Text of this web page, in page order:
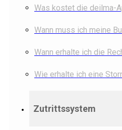
Was kostet die deilma-
Wann muss ich meine
Wann erhalte ich die
Wie erhalte ich eine
Zutrittssystem